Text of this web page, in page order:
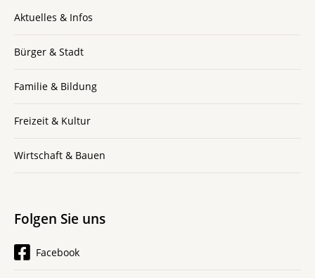
Aktuelles & Infos
Bürger & Stadt
Familie & Bildung
Freizeit & Kultur
Wirtschaft & Bauen
Folgen Sie uns
Facebook